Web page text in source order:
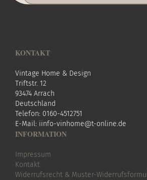
KONTAKT
Vintage Home & Design
Triftstr. 12
93474 Arrach
Deutschland
Telefon: 0160-4512751
E-Mail: iinfo-vinhome@t-online.de
INFORMATION
Impressum
Kontakt
Widerrufsrecht & Muster-